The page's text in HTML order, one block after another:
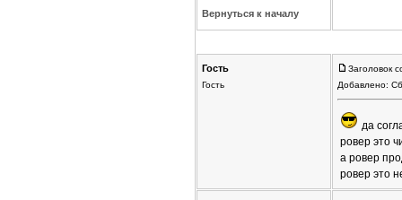
Вернуться к началу
Гость
Гость
Заголовок
Добавлено:
да
ровер это
а ровер
ровер это